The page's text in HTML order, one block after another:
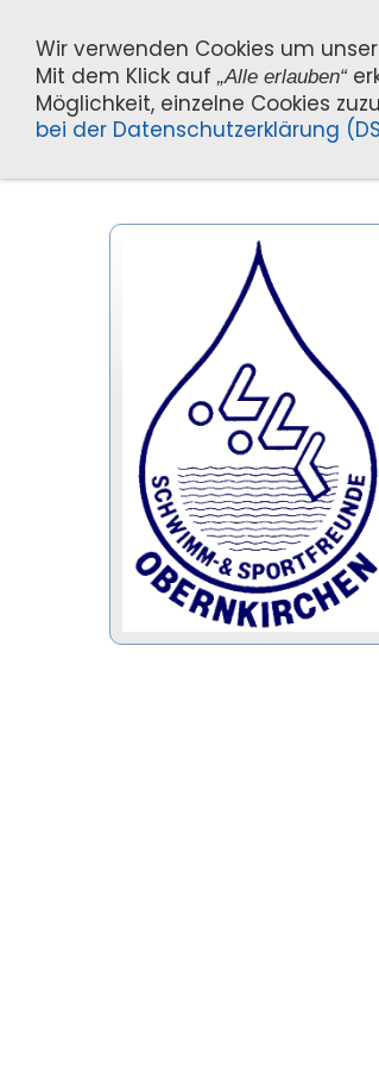
News Verein
Wir verwenden Cookies um
Mit dem Klick auf „Alle erlauben“
Möglichkeit, einzelne Cookies
bei der Datenschutzerklärung